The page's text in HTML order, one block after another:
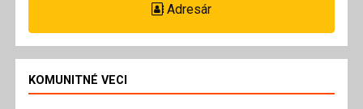
Adresár
KOMUNITNÉ VECI